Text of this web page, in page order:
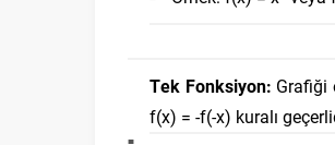
Tek Fonksiyon: Grafiği
f(x) = -f(-x) kuralı